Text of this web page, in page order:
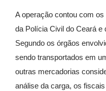
A operação contou com
da Polícia Civil do Ceará e
Segundo os órgãos
sendo transportados em
outras mercadorias
análise da carga, os